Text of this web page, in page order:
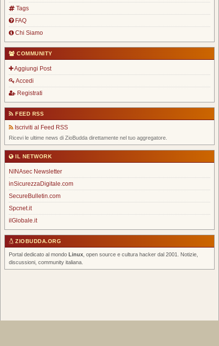
Tags
FAQ
Chi Siamo
COMMUNITY
Aggiungi Post
Accedi
Registrati
FEED RSS
Iscriviti al Feed RSS
Ricevi le ultime news di ZioBudda direttamente nel tuo aggregatore.
IL NETWORK
NINAsec Newsletter
inSicurezzaDigitale.com
SecureBulletin.com
Spcnet.it
ilGlobale.it
ZIOBUDDA.ORG
Portal dedicato al mondo Linux , open source e cultura hacker dal 2001. Notizie,
discussioni, community italiana.